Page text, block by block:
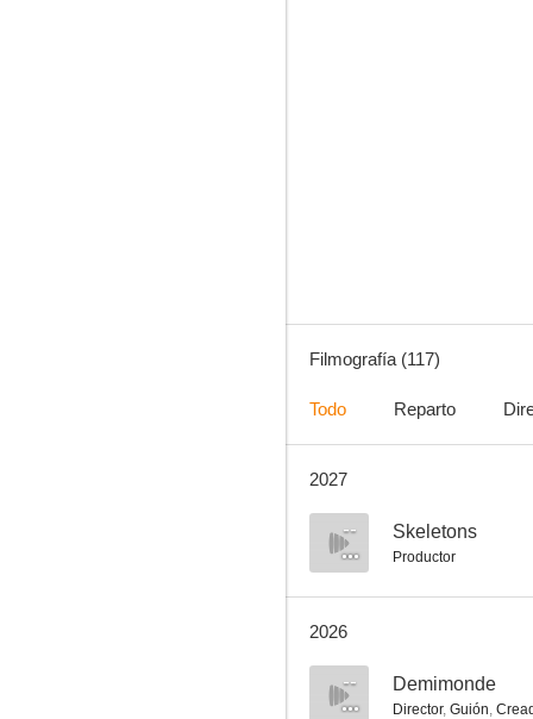
Filmografía (117)
Todo Reparto
2027
-- Skeletons
Productor
2026
-- Demimonde
Director, Guión,